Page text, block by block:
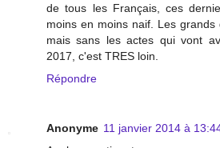
de tous les Français, ces
moins en moins naif. Les
mais sans les actes qui vont
2017, c'est TRES loin.
Répondre
Anonyme 11 janvier 2014 à